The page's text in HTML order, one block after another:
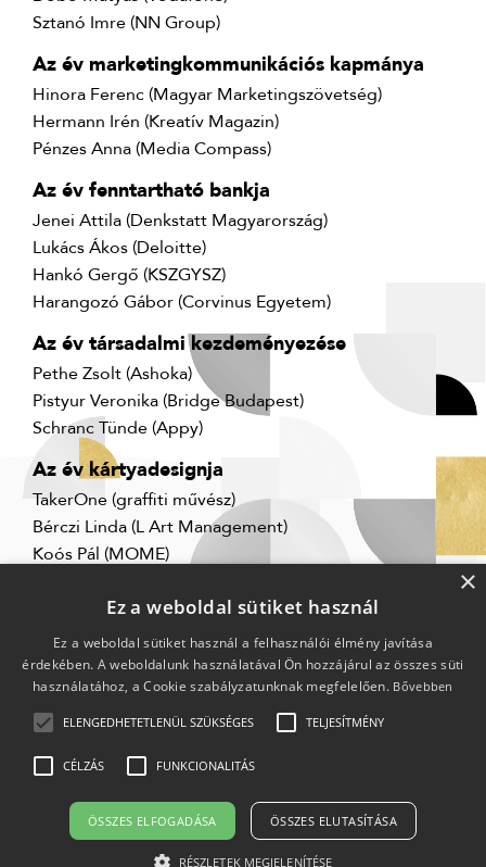
Sztanó Imre (NN Group)
Az év marketingkommunikációs kapmánya
Hinora Ferenc (Magyar Marketingszövetség)
Hermann Irén (Kreatív Magazin)
Pénzes Anna (Media Compass)
Az év fenntartható bankja
Jenei Attila (Denkstatt Magyarország)
Lukács Ákos (Deloitte)
Hankó Gergő (KSZGYSZ)
Harangozó Gábor (Corvinus Egyetem)
Az év társadalmi kezdeményezése
Pethe Zsolt (Ashoka)
Pistyur Veronika (Bridge Budapest)
Schranc Tünde (Appy)
Az év kártyadesignja
TakerOne (graffiti művész)
Bérczi Linda (L Art Management)
Koós Pál (MOME)
Adatkezelési tájékoztató
×
Ez a weboldal sütiket használ
Ez a weboldal sütiket használ a felhasználói élmény javítása
érdekében. A weboldalunk használatával Ön hozzájárul az összes süti
használatához, a Cookie szabályzatunknak megfelelően. Bővebben
ELENGEDHETETLENÜL SZÜKSÉGES TELJESÍTMÉNY
CÉLZÁS FUNKCIONALITÁS
ÖSSZES ELFOGADÁSA ÖSSZES ELUTASÍTÁSA
RÉSZLETEK MEGJELENÍTÉSE